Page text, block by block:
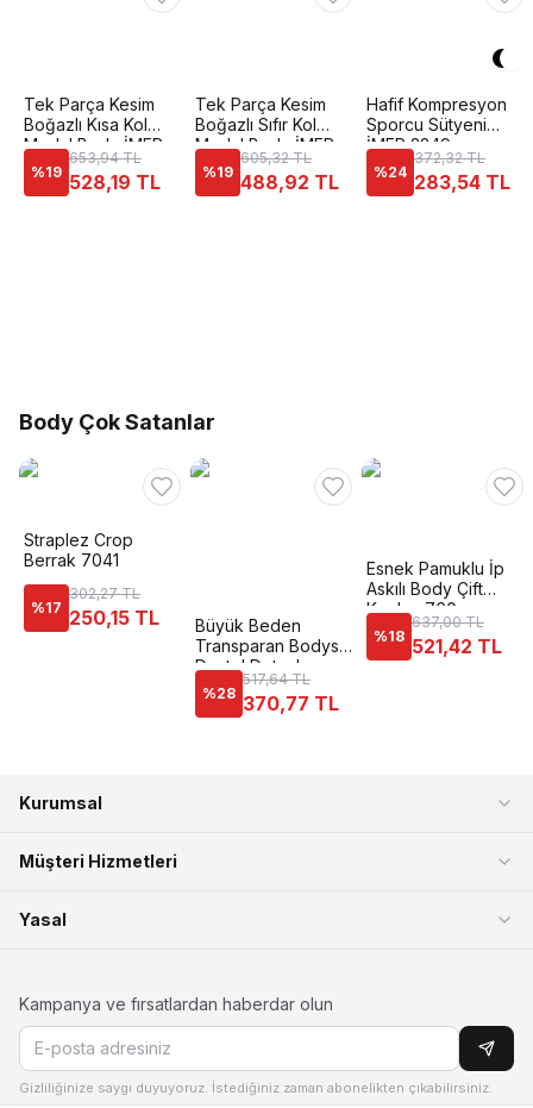
Tek Parça Kesim
Boğazlı Kısa Kol
Modal Body İMER
1262
%19
653,94 TL
528,19 TL
Tek Parça Kesim
Boğazlı Sıfır Kol
Modal Body İMER
1261
%19
605,32 TL
488,92 TL
Hafif Kompresyon
Sporcu Sütyeni
İMER 2249
%24
372,32 TL
283,54 TL
Body Çok Satanlar
Straplez Crop
Berrak 7041
%17
302,27 TL
250,15 TL
Büyük Beden
Transparan Bodysuit
Dantel Detaylı
Donex 8020
%28
517,64 TL
370,77 TL
Esnek Pamuklu İp
Askılı Body Çift
Kaplan 760
%18
637,00 TL
521,42 TL
Kurumsal
Müşteri Hizmetleri
Yasal
Kampanya ve fırsatlardan haberdar olun
Gizliliğinize saygı duyuyoruz. İstediğiniz zaman abonelikten çıkabilirsiniz.